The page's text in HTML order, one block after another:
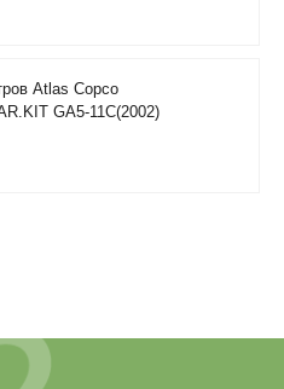
Atlas Copco
GA5-11C(2002)